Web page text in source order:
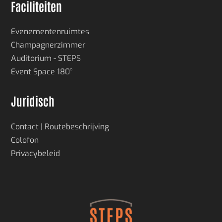
Faciliteiten
Evenementenruimtes
Champagnerzimmer
Auditorium - STEPS
Event Space 180°
Juridisch
Contact | Routebeschrijving
Colofon
Privacybeleid